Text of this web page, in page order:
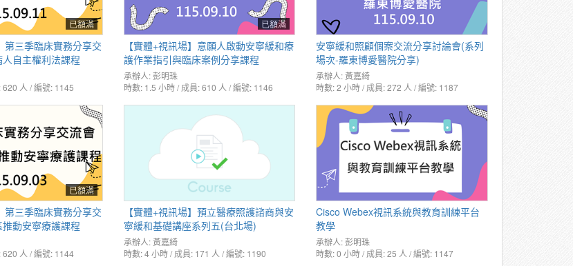
已額滿
第三季臨床實務分享交
自主權利法課程
620 人 / 編號: 1145
已額滿
【實體+視訊場】意願人啟動安寧緩和療
護作業指引與臨床案例分享課程
承辦人:彭明珠
時數: 1.5 小時 / 成員: 610 人 / 編號: 1146
安寧緩和照顧個案交流分享討論會(系列
場次-羅東博愛醫院分享)
承辦人:黃嘉綺
時數: 2 小時 / 成員: 272 人 / 編號: 1187
已額滿
第三季臨床實務分享交
動安寧療護課程
620 人 / 編號: 1144
【實體+視訊場】預立醫療照護諮商與安
寧緩和基礎講座系列五(台北場)
承辦人:黃嘉綺
時數: 4 小時 / 成員: 171 人 / 編號: 1190
Cisco Webex視訊系統與教育訓練平台
教學
承辦人:彭明珠
時數: 0 小時 / 成員: 25 人 / 編號: 1147